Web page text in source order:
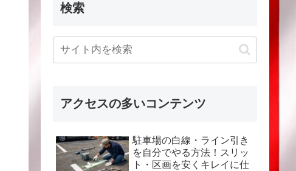
検索
アクセスの多いコンテンツ
駐車場の白線・ライン引き
を自分でやる方法！スリッ
ト・区画を安くキレイに仕